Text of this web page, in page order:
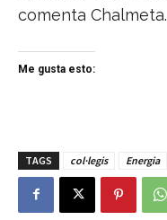
comenta Chalmeta.
Me gusta esto:
TAGS col·legis Energia